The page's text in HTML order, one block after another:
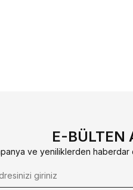
E-BÜLTEN
ve yeniliklerden